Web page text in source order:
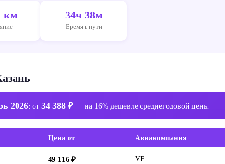
км 34ч 38м
Время в пути
2026: от 34 388 ₽— на 16% дешевле среднегодовой цены
Цена от Авиакомпания
49 116 ₽ VF